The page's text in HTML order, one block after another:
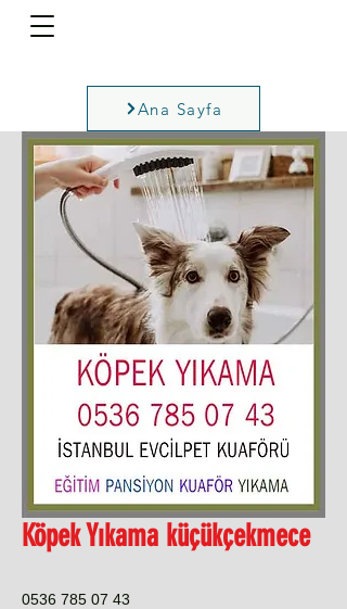
Ana Sayfa
Köpek Yıkama küçükçekmece
0536 785 07 43